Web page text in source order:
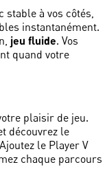
à vos côtés,
instantanément.
jeu fluide. Vos
quand votre
plaisir de jeu.
découvrez le
le Player V
chaque parcours